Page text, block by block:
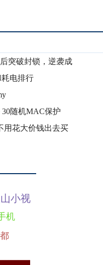
突破封锁，逆袭成
电排行
随机MAC保护
用花大价钱出去买
小视
机